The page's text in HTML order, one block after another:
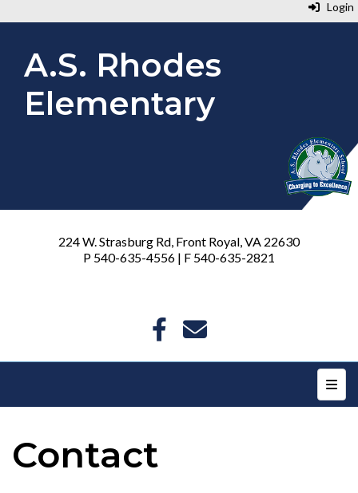
Login
A.S. Rhodes
Elementary
224 W. Strasburg Rd, Front Royal, VA 22630
P 540-635-4556 | F 540-635-2821
Top
Contact